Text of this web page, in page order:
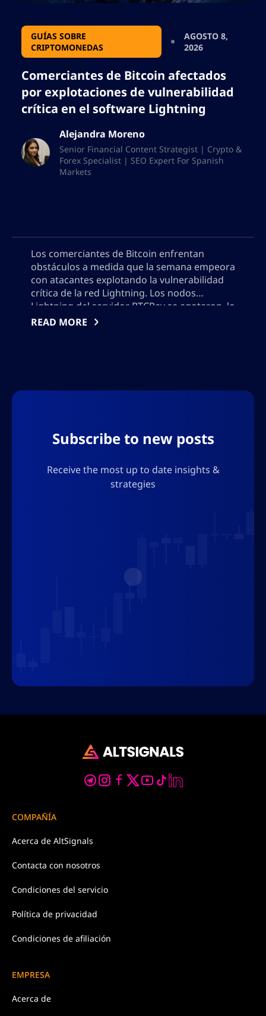
GUÍAS SOBRE
CRIPTOMONEDAS
AGOSTO 8,
2026
Comerciantes de Bitcoin afectados
por explotaciones de vulnerabilidad
crítica en el software Lightning
Alejandra Moreno
Senior Financial Content Strategist | Crypto &
Forex Specialist | SEO Expert For Spanish
Markets
Los comerciantes de Bitcoin enfrentan
obstáculos a medida que la semana empeora
con atacantes explotando la vulnerabilidad
crítica de la red Lightning. Los nodos
Lightning del servidor BTCPay se agotaron, lo
que llevó a un llamado inmediato para
READ MORE
Subscribe to new posts
Receive the most up to date insights &
strategies
COMPAÑÍA
Acerca de AltSignals
Contacta con nosotros
Condiciones del servicio
Política de privacidad
Condiciones de afiliación
EMPRESA
Acerca de